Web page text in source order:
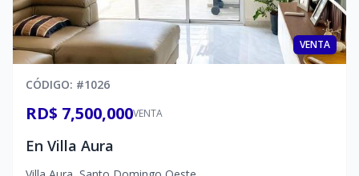
VENTA
CÓDIGO: #1026
VENTA
RD$ 7,500,000
En Villa Aura